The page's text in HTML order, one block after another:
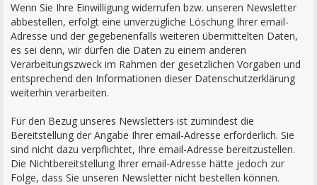
Wenn Sie Ihre Einwilligung widerrufen bzw. unseren Newsletter
abbestellen, erfolgt eine unverzügliche Löschung Ihrer email-
Adresse und der gegebenenfalls weiteren übermittelten Daten,
es sei denn, wir dürfen die Daten zu einem anderen
Verarbeitungszweck im Rahmen der gesetzlichen Vorgaben und
entsprechend den Informationen dieser Datenschutzerklärung
weiterhin verarbeiten.
Für den Bezug unseres Newsletters ist zumindest die
Bereitstellung der Angabe Ihrer email-Adresse erforderlich. Sie
sind nicht dazu verpflichtet, Ihre email-Adresse bereitzustellen.
Die Nichtbereitstellung Ihrer email-Adresse hätte jedoch zur
Folge, dass Sie unseren Newsletter nicht bestellen können.